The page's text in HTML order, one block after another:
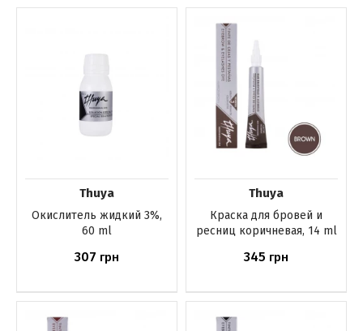
Thuya
Окислитель жидкий 3%,
60 ml
307 грн
Thuya
Краска для бровей и
ресниц коричневая, 14 ml
345 грн